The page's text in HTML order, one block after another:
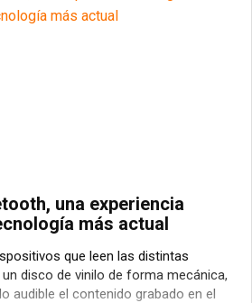
una experiencia
más actual
que leen las distintas
disco de vinilo de forma mecánica,
audible el contenido grabado en el